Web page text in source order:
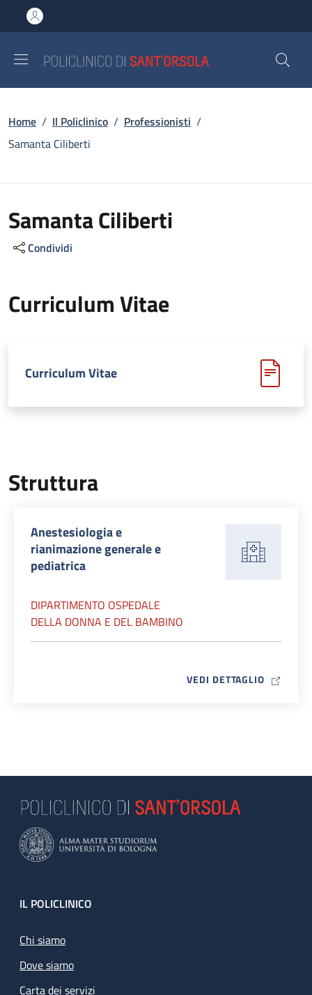
al contenuto principale
to footer content
Briciole di pane
Home / Il Policlinico / Professionisti /
Samanta Ciliberti
Samanta Ciliberti
Condividi
Curriculum Vitae
Curriculum Vitae
Struttura
Anestesiologia e
rianimazione generale e
pediatrica
DIPARTIMENTO OSPEDALE
DELLA DONNA E DEL BAMBINO
VEDI DETTAGLIO MAP ICON
Footer
IL POLICLINICO
Chi siamo
Dove siamo
Carta dei servizi